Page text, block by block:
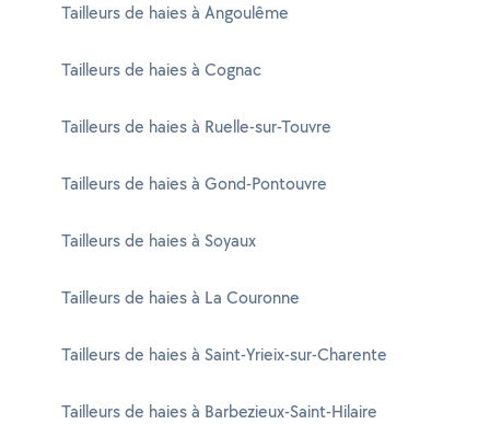
Tailleurs de haies à Angoulême
Tailleurs de haies à Cognac
Tailleurs de haies à Ruelle-sur-Touvre
Tailleurs de haies à Gond-Pontouvre
Tailleurs de haies à Soyaux
Tailleurs de haies à La Couronne
Tailleurs de haies à Saint-Yrieix-sur-Charente
Tailleurs de haies à Barbezieux-Saint-Hilaire